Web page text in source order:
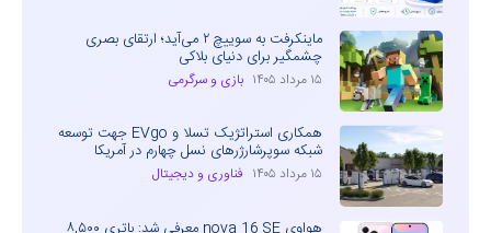
ماینکرفت به سوییچ ۲ می‌آید؛ ارتقای بصری
چشمگیر برای دنیای بلاکی
۱۵ مرداد ۱۴۰۵ بازی و سرگرمی
همکاری استراتژیک تسلا و EVgo جهت توسعه
شبکه سوپرشارژرهای نسل چهارم در آمریکا
۱۵ مرداد ۱۴۰۵ فناوری و دیجیتال